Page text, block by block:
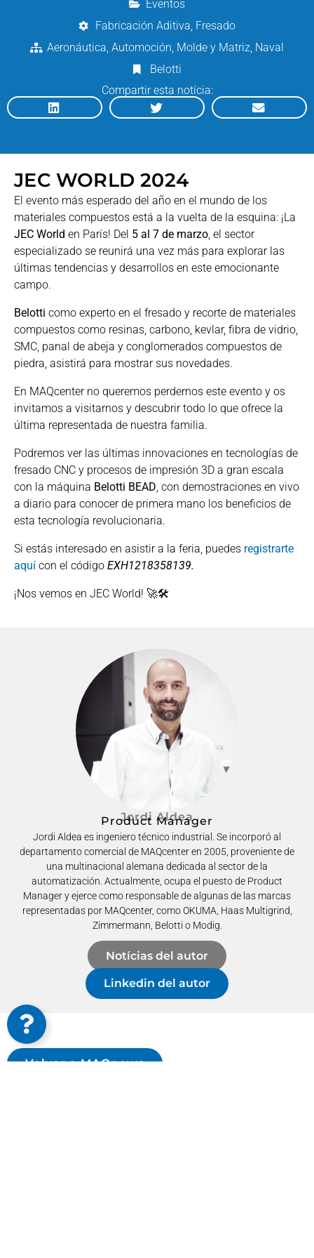
Eventos
Fabricación Aditiva, Fresado
Aeronáutica, Automoción, Molde y Matriz, Naval
Belotti
Compartir esta notícia:
JEC WORLD 2024
El evento más esperado del año en el mundo de los
materiales compuestos está a la vuelta de la esquina: ¡La
JEC World en París! Del 5 al 7 de marzo , el sector
especializado se reunirá una vez más para explorar las
últimas tendencias y desarrollos en este emocionante
campo.
Belotti como experto en el fresado y recorte de materiales
compuestos como resinas, carbono, kevlar, fibra de vidrio,
SMC, panal de abeja y conglomerados compuestos de
piedra, asistirá para mostrar sus novedades.
En MAQcenter no queremos perdernos este evento y os
invitamos a visitarnos y descubrir todo lo que ofrece la
última representada de nuestra familia.
Podremos ver las últimas innovaciones en tecnologías de
fresado CNC y procesos de impresión 3D a gran escala
con la máquina Belotti BEAD , con demostraciones en vivo
a diario para conocer de primera mano los beneficios de
esta tecnología revolucionaria.
Si estás interesado en asistir a la feria, puedes registrarte
aquí con el código EXH1218358139.
¡Nos vemos en JEC World! 🚀🛠️
Jordi Aldea
Product Manager
Jordi Aldea es ingeniero técnico industrial. Se incorporó al
departamento comercial de MAQcenter en 2005, proveniente de
una multinacional alemana dedicada al sector de la
automatización. Actualmente, ocupa el puesto de Product
Manager y ejerce como responsable de algunas de las marcas
representadas por MAQcenter, como OKUMA, Haas Multigrind,
Zimmermann, Belotti o Modig.
Notícias del autor
Linkedin del autor
Volver a MAQnews